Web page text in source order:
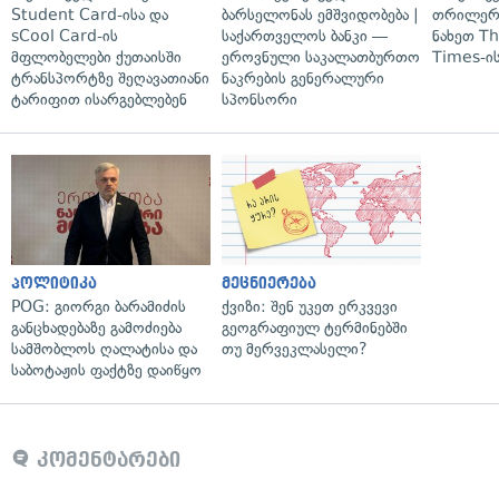
Student Card-ისა და
sCool Card-ის
მფლობელები ქუთაისში
ტრანსპორტზე შეღავათიანი
ტარიფით ისარგებლებენ
ბარსელონას ემშვიდობება |
საქართველოს ბანკი —
ეროვნული საკალათბურთო
ნაკრების გენერალური
სპონსორი
ნახეთ
Times-
პოლიტიკა
POG: გიორგი ბარამიძის
განცხადებაზე გამოძიება
სამშობლოს ღალატისა და
საბოტაჟის ფაქტზე დაიწყო
მეცნიერება
ქვიზი: შენ უკეთ ერკვევი
გეოგრაფიულ ტერმინებში
თუ მერვეკლასელი?
კომენტარები